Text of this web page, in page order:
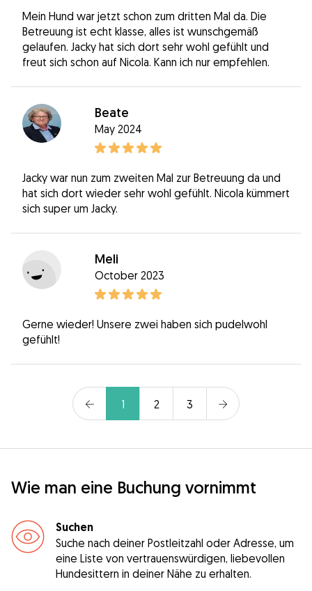
Mein Hund war jetzt schon zum dritten Mal da. Die
Betreuung ist echt klasse, alles ist wunschgemäß
gelaufen. Jacky hat sich dort sehr wohl gefühlt und
freut sich schon auf Nicola. Kann ich nur empfehlen.
Beate
May 2024
Jacky war nun zum zweiten Mal zur Betreuung da und
hat sich dort wieder sehr wohl gefühlt. Nicola kümmert
sich super um Jacky.
Meli
October 2023
Gerne wieder! Unsere zwei haben sich pudelwohl
gefühlt!
1 2 3
Wie man eine Buchung vornimmt
Suchen
Suche nach deiner Postleitzahl oder Adresse, um
eine Liste von vertrauenswürdigen, liebevollen
Hundesittern in deiner Nähe zu erhalten.